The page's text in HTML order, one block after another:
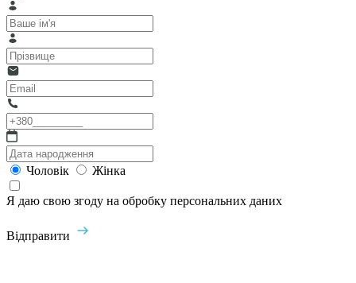
Чоловік Жінка
Я даю свою згоду на обробку персональних даних
Відправити